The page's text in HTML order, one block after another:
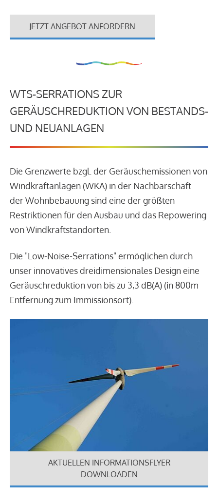
JETZT ANGEBOT ANFORDERN
WTS-SERRATIONS ZUR
GERÄUSCHREDUKTION VON BESTANDS-
UND NEUANLAGEN
Die Grenzwerte bzgl. der Geräuschemissionen von
Windkraftanlagen (WKA) in der Nachbarschaft
der Wohnbebauung sind eine der größten
Restriktionen für den Ausbau und das Repowering
von Windkraftstandorten.
Die "Low-Noise-Serrations" ermöglichen durch
unser innovatives dreidimensionales Design eine
Geräuschreduktion von bis zu 3,3 dB(A) (in 800m
Entfernung zum Immissionsort).
AKTUELLEN INFORMATIONSFLYER
DOWNLOADEN